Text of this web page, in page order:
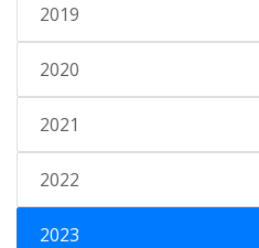
2019
2020
2021
2022
2023